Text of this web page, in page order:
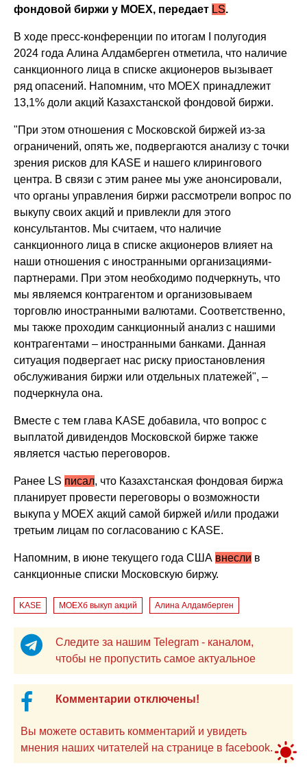
фондовой биржи у MOEX, передает LS.
В ходе пресс-конференции по итогам I полугодия
2024 года Алина Алдамберген отметила, что наличие
санкционного лица в списке акционеров вызывает
ряд опасений. Напомним, что MOEX принадлежит
13,1% доли акций Казахстанской фондовой биржи.
"При этом отношения с Московской биржей из-за
ограничений, опять же, подвергаются анализу с точки
зрения рисков для KASE и нашего клирингового
центра. В связи с этим ранее мы уже анонсировали,
что органы управления биржи рассмотрели вопрос по
выкупу своих акций и привлекли для этого
консультантов. Мы считаем, что наличие
санкционного лица в списке акционеров влияет на
наши отношения с иностранными организациями-
партнерами. При этом необходимо подчеркнуть, что
мы являемся контрагентом и организовываем
торговлю иностранными валютами. Соответственно,
мы также проходим санкционный анализ с нашими
контрагентами – иностранными банками. Данная
ситуация подвергает нас риску приостановления
обслуживания биржи или отдельных платежей", –
подчеркнула она.
Вместе с тем глава KASE добавила, что вопрос с
выплатой дивидендов Московской бирже также
является частью переговоров.
Ранее LS писал, что Казахстанская фондовая биржа
планирует провести переговоры о возможности
выкупа у МОЕХ акций самой биржей и/или продажи
третьим лицам по согласованию с KASE.
Напомним, в июне текущего года США внесли в
санкционные списки Московскую биржу.
KASE MOEXб выкуп акций Алина Алдамберген
Следите за нашим Telegram - каналом,
чтобы не пропустить самое актуальное
Комментарии отключены!
Вы можете оставить комментарий и увидеть
мнения наших читателей на странице в facebook.